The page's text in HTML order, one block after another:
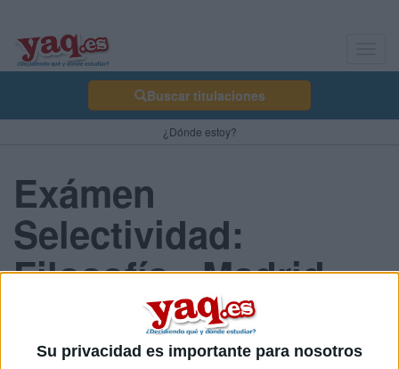
Su privacidad es importante para nosotros
Buscar titulaciones
¿Dónde estoy?
Exámen
Selectividad:
Filosofía - Madrid
2013 Septiembre